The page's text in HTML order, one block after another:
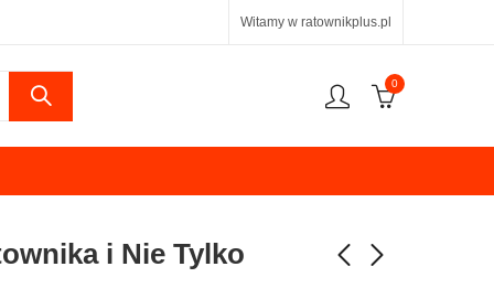
Witamy w ratownikplus.pl
0
i Nie Tylko